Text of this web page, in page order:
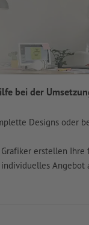
bei der
Designs oder
erstellen Ihre
Angebot